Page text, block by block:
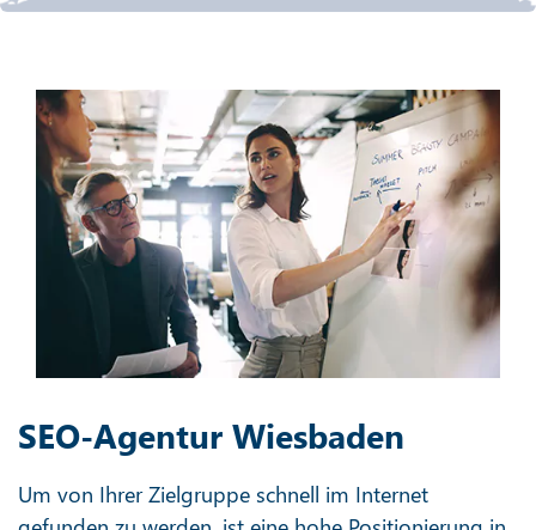
SEO-Agentur Wiesbaden
Um von Ihrer Zielgruppe schnell im Internet